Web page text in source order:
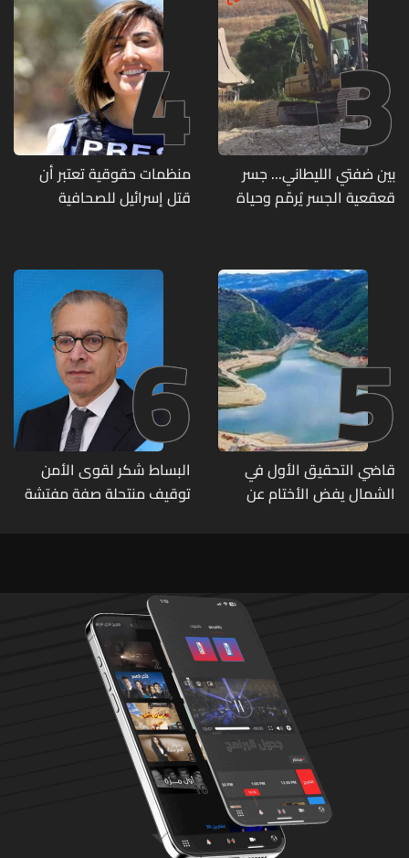
3
بين ضفتي الليطاني... جسر
قعقعية الجسر يُرمّم وحياة
4
منظمات حقوقية تعتبر أن
قتل إسرائيل للصحافية
5
قاضي التحقيق الأول في
الشمال يفض الأختام عن
6
البساط شكر لقوى الأمن
توقيف منتحلة صفة مفتشة